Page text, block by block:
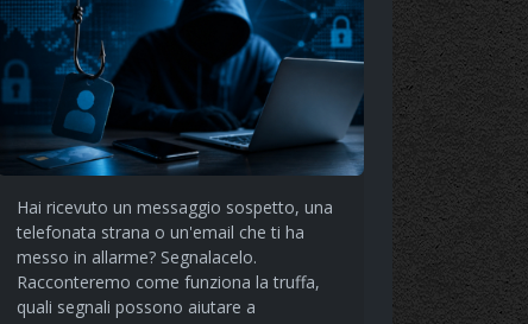
Hai ricevuto un messaggio sospetto, una
telefonata strana o un'email che ti ha
messo in allarme? Segnalacelo.
Racconteremo come funziona la truffa,
quali segnali possono aiutare a